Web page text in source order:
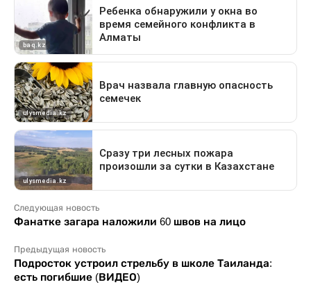
Следующая новость
Фанатке загара наложили 60 швов на лицо
Предыдущая новость
Подросток устроил стрельбу в школе Таиланда:
есть погибшие (ВИДЕО)